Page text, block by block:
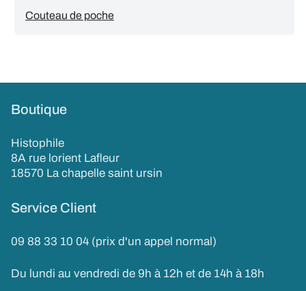
Couteau de poche
Boutique
Histophile
8A rue lorient Lafleur
18570 La chapelle saint ursin
Service Client
09 88 33 10 04 (prix d'un appel normal)
Du lundi au vendredi de 9h à 12h et de 14h à 18h